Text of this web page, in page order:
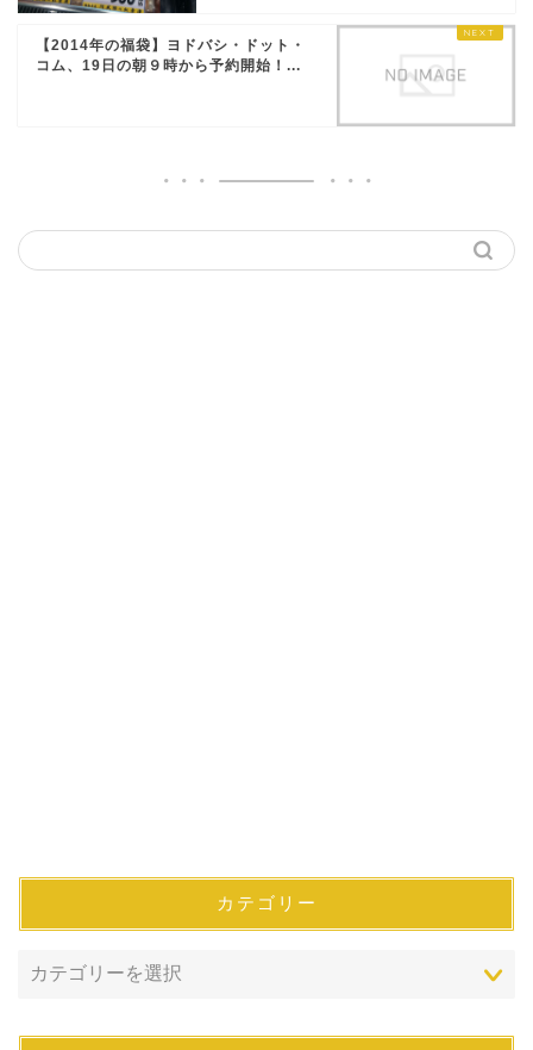
【2014年の福袋】ヨドバシ・ドット・
コム、19日の朝９時から予約開始！...
カテゴリー